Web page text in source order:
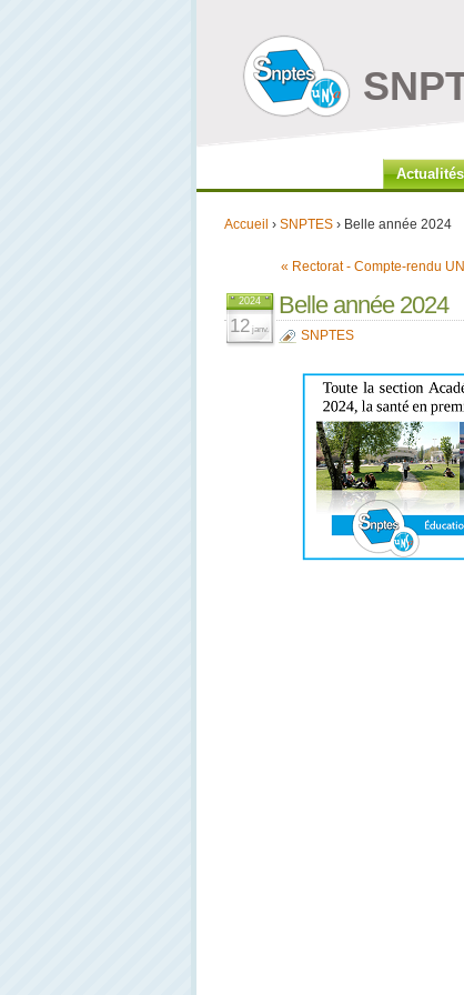
Actualités
Accueil › SNPTES › Belle année 2024
« Rectorat - Compte-rendu
2024
12 janv.
Belle année 2024
SNPTES